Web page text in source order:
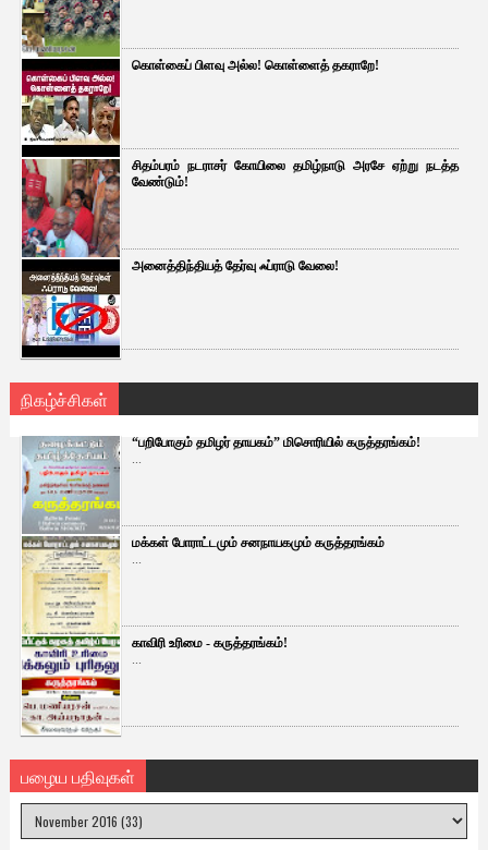
கொள்கைப் பிளவு அல்ல! கொள்ளைத் தகராறே!
சிதம்பரம் நடராசர் கோயிலை தமிழ்நாடு அரசே ஏற்று நடத்த
வேண்டும்!
அனைத்திந்தியத் தேர்வு ஃப்ராடு வேலை!
நிகழ்ச்சிகள்
“பறிபோகும் தமிழர் தாயகம்” மிசொரியில் கருத்தரங்கம்!
...
மக்கள் போராட்டமும் சனநாயகமும் கருத்தரங்கம்
...
காவிரி உரிமை - கருத்தரங்கம்!
...
பழைய பதிவுகள்